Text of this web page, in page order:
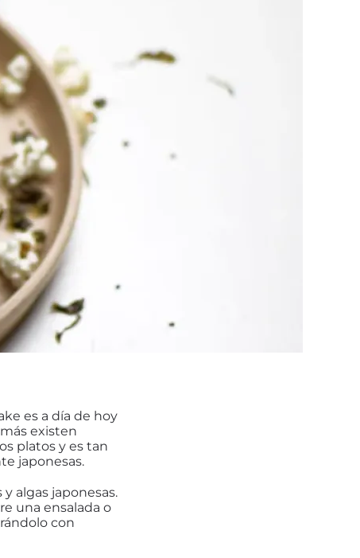
es a día de hoy
existen
platos y es tan
japonesas.
algas japonesas.
una ensalada o
con